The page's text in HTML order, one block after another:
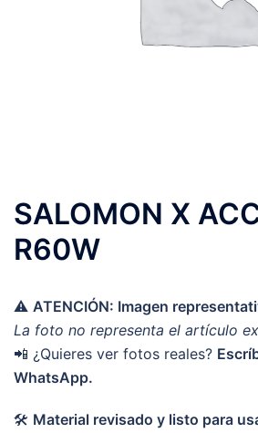
SALOMON X
R60W
⚠️ ATENCIÓN: Imagen
La foto no representa el artículo
📲 ¿Quieres ver fotos reales?
WhatsApp.
🛠️ Material revisado y listo para